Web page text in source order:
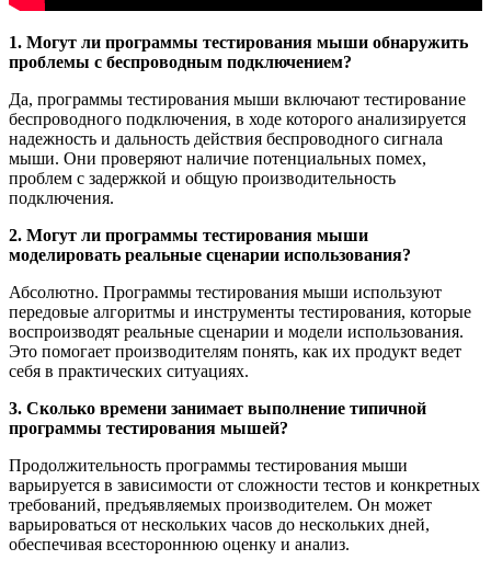
1. Могут ли программы тестирования мыши обнаружить
проблемы с беспроводным подключением?
Да, программы тестирования мыши включают тестирование
беспроводного подключения, в ходе которого анализируется
надежность и дальность действия беспроводного сигнала
мыши. Они проверяют наличие потенциальных помех,
проблем с задержкой и общую производительность
подключения.
2. Могут ли программы тестирования мыши
моделировать реальные сценарии использования?
Абсолютно. Программы тестирования мыши используют
передовые алгоритмы и инструменты тестирования, которые
воспроизводят реальные сценарии и модели использования.
Это помогает производителям понять, как их продукт ведет
себя в практических ситуациях.
3. Сколько времени занимает выполнение типичной
программы тестирования мышей?
Продолжительность программы тестирования мыши
варьируется в зависимости от сложности тестов и конкретных
требований, предъявляемых производителем. Он может
варьироваться от нескольких часов до нескольких дней,
обеспечивая всестороннюю оценку и анализ.